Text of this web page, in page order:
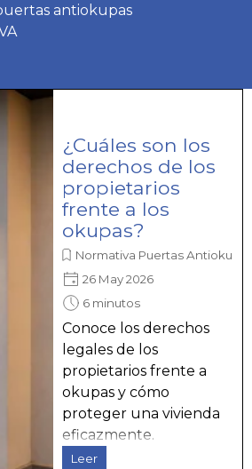
antiokupas
¿Cuáles son los
derechos de los
propietarios
frente a los
okupas?
Normativa Puertas
26 May 2026
6 minutos
Conoce los derechos
legales de los
propietarios frente a
okupas y cómo
proteger una vivienda
eficazmente.
Leer